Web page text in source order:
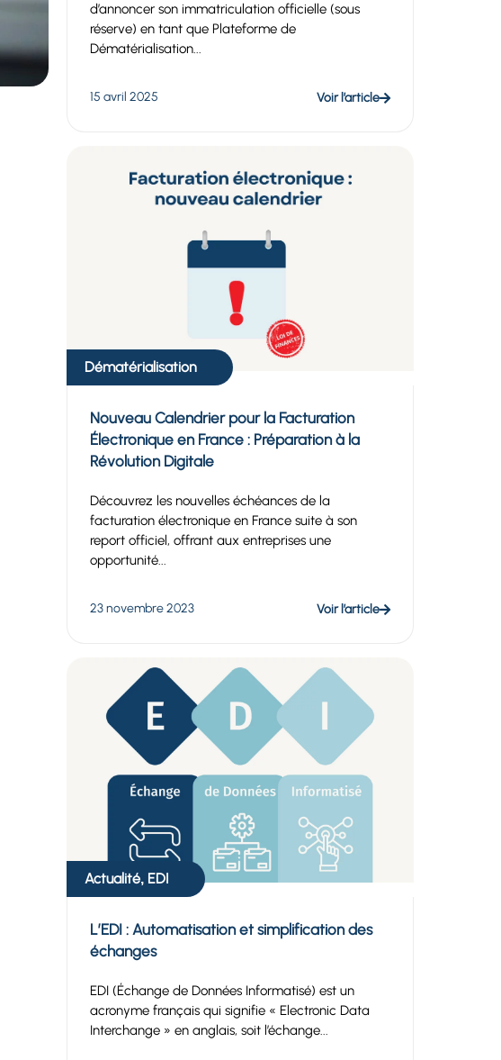
d’annoncer son immatriculation officielle (sous
réserve) en tant que Plateforme de
Dématérialisation...
15 avril 2025 Voir l’article
Dématérialisation
Nouveau Calendrier pour la Facturation
Électronique en France : Préparation à la
Révolution Digitale
Découvrez les nouvelles échéances de la
facturation électronique en France suite à son
report officiel, offrant aux entreprises une
opportunité...
23 novembre 2023 Voir l’article
Actualité, EDI
L’EDI : Automatisation et simplification des
échanges
EDI (Échange de Données Informatisé) est un
acronyme français qui signifie « Electronic Data
Interchange » en anglais, soit l’échange...